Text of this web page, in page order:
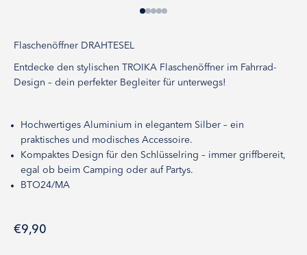
Flaschenöffner DRAHTESEL
Entdecke den stylischen TROIKA Flaschenöffner im Fahrrad-
Design – dein perfekter Begleiter für unterwegs!
Hochwertiges Aluminium in elegantem Silber – ein
praktisches und modisches Accessoire.
Kompaktes Design für den Schlüsselring – immer griffbereit,
egal ob beim Camping oder auf Partys.
BTO24/MA
Angebot
€9,90